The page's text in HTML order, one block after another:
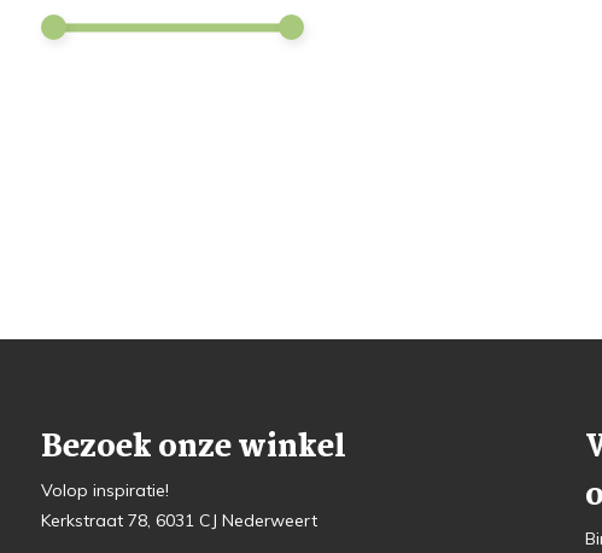
Bezoek onze winkel
Volop inspiratie!
Kerkstraat 78, 6031 CJ Nederweert